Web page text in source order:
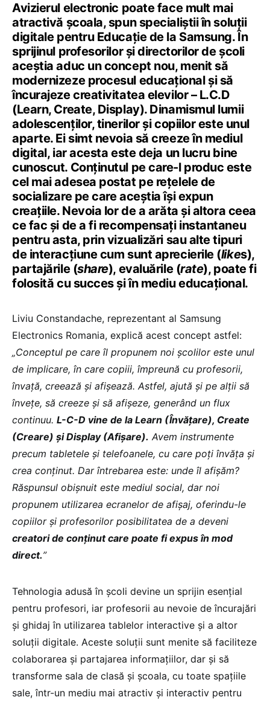
Avizierul electronic poate face mult mai
atractivă școala, spun specialiștii în soluții
digitale pentru Educație de la Samsung. În
sprijinul profesorilor și directorilor de școli
aceștia aduc un concept nou, menit să
modernizeze procesul educațional și să
încurajeze creativitatea elevilor – L.C.D
(Learn, Create, Display). Dinamismul lumii
adolescenților, tinerilor și copiilor este unul
aparte. Ei simt nevoia să creeze în mediul
digital, iar acesta este deja un lucru bine
cunoscut. Conținutul pe care-l produc este
cel mai adesea postat pe rețelele de
socializare pe care aceștia își expun
creațiile. Nevoia lor de a arăta și altora ceea
ce fac și de a fi recompensați instantaneu
pentru asta, prin vizualizări sau alte tipuri
de interacțiune cum sunt aprecierile (likes),
partajările (share), evaluările (rate), poate fi
folosită cu succes și în mediu educațional.
Liviu Constandache, reprezentant al Samsung
Electronics Romania, explică acest concept astfel:
„Conceptul pe care îl propunem noi școlilor este unul
de implicare, în care copiii, împreună cu profesorii,
învață, creează și afișează. Astfel, ajută și pe alții să
învețe, să creeze și să afișeze, generând un flux
continuu. L-C-D vine de la Learn (Învățare), Create
(Creare) și Display (Afișare). Avem instrumente
precum tabletele și telefoanele, cu care poți învăța și
crea conținut. Dar întrebarea este: unde îl afișăm?
Răspunsul obișnuit este mediul social, dar noi
propunem utilizarea ecranelor de afișaj, oferindu-le
copiilor și profesorilor posibilitatea de a deveni
creatori de conținut care poate fi expus în mod
direct.”
Tehnologia adusă în școli devine un sprijin esențial
pentru profesori, iar profesorii au nevoie de încurajări
și ghidaj în utilizarea tablelor interactive și a altor
soluții digitale. Aceste soluții sunt menite să faciliteze
colaborarea și partajarea informațiilor, dar și să
transforme sala de clasă și școala, cu toate spațiile
sale, într-un mediu mai atractiv și interactiv pentru